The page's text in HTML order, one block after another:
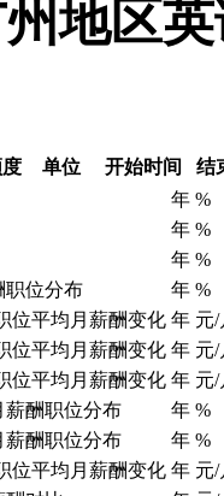
地区
单位 开始时间
结
年 %
年 %
年 %
职位分布
年 %
位平均月薪酬变化 年 元/
位平均月薪酬变化 年 元/
位平均月薪酬变化 年 元/
薪酬职位分布
年 %
薪酬职位分布
年 %
位平均月薪酬变化 年 元/